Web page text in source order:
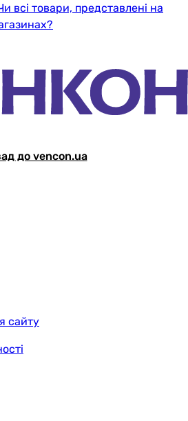
всі товари, представлені на
до vencon.ua
сайту